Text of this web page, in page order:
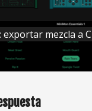
exportar mezcla a